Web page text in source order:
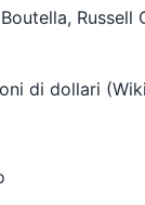
Russell
di dollari